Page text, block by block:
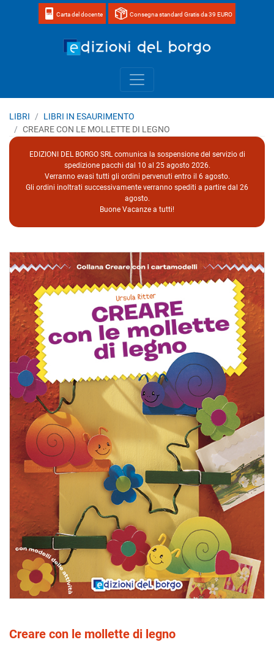
Carta del docente Consegna standard Gratis da 39 EURO
LIBRI
LIBRI IN ESAURIMENTO
CREARE CON LE MOLLETTE DI LEGNO
EDIZIONI DEL BORGO SRL comunica la sospensione del servizio di
spedizione pacchi dal 10 al 25 agosto 2026.
Verranno evasi tutti gli ordini pervenuti entro il 6 agosto.
Gli ordini inoltrati successivamente verranno spediti a partire dal 26
agosto.
Buone Vacanze a tutti!
Creare con le mollette di legno